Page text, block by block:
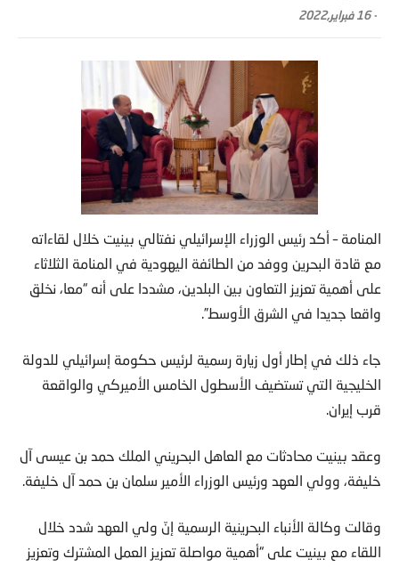
-16 فبراير,2022
المنامة – أكد رئيس الوزراء الإسرائيلي نفتالي بينيت خلال لقاءاته
مع قادة البحرين ووفد من الطائفة اليهودية في المنامة الثلاثاء
على أهمية تعزيز التعاون بين البلدين، مشددا على أنه “معا، نخلق
واقعا جديدا في الشرق الأوسط”.
جاء ذلك في إطار أول زيارة رسمية لرئيس حكومة إسرائيلي للدولة
الخليجية التي تستضيف الأسطول الخامس الأميركي والواقعة
قرب إيران.
وعقد بينيت محادثات مع العاهل البحريني الملك حمد بن عيسى آل
خليفة، وولي العهد ورئيس الوزراء الأمير سلمان بن حمد آل خليفة.
وقالت وكالة الأنباء البحرينية الرسمية إنّ ولي العهد شدد خلال
اللقاء مع بينيت على “أهمية مواصلة تعزيز العمل المشترك وتعزيز